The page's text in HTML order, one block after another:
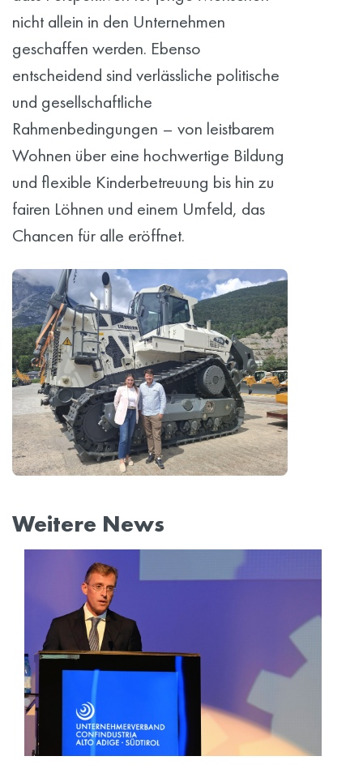
nicht allein in den Unternehmen
geschaffen werden. Ebenso
entscheidend sind verlässliche politische
und gesellschaftliche
Rahmenbedingungen – von leistbarem
Wohnen über eine hochwertige Bildung
und flexible Kinderbetreuung bis hin zu
fairen Löhnen und einem Umfeld, das
Chancen für alle eröffnet.
Weitere News